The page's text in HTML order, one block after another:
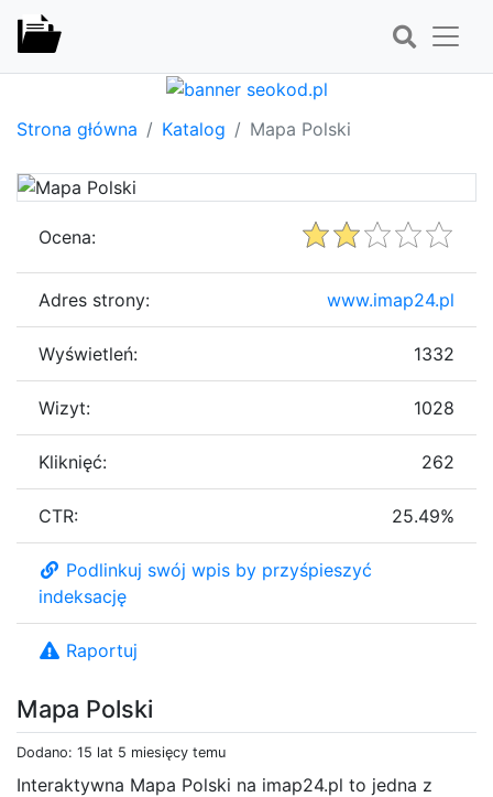
Strona główna Katalog Mapa Polski
Mapa Polski
Dodano: 15 lat 5 miesięcy temu
Interaktywna Mapa Polski na imap24.pl to jedna z
Ocena:
Adres strony: www.imap24.pl
Wyświetleń: 1332
Wizyt: 1028
Kliknięć: 262
CTR: 25.49%
Podlinkuj swój wpis by przyśpieszyć
indeksację
Raportuj